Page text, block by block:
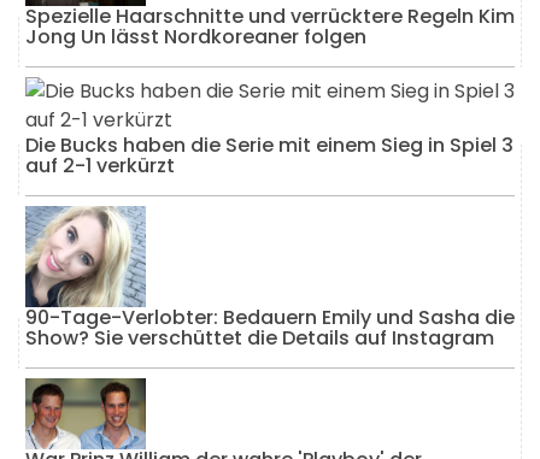
Spezielle Haarschnitte und verrücktere Regeln Kim
Jong Un lässt Nordkoreaner folgen
Die Bucks haben die Serie mit einem Sieg in Spiel 3
auf 2-1 verkürzt
90-Tage-Verlobter: Bedauern Emily und Sasha die
Show? Sie verschüttet die Details auf Instagram